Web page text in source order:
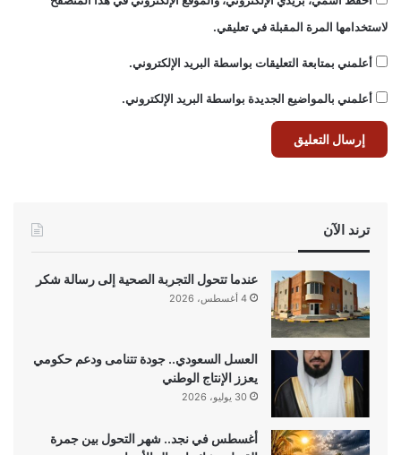
لاستخدامها المرة المقبلة في تعليقي.
أعلمني بمتابعة التعليقات بواسطة البريد الإلكتروني.
أعلمني بالمواضيع الجديدة بواسطة البريد الإلكتروني.
ترند الآن
عندما تتحول التجربة الصحية إلى رسالة شكر
4 أغسطس، 2026
العسل السعودي.. جودة تتنامى ودعم حكومي
يعزز الإنتاج الوطني
30 يوليو، 2026
أغسطس في نجد.. شهر التحول بين جمرة